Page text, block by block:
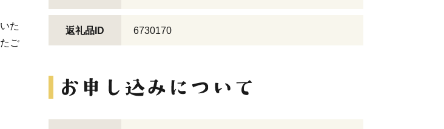
た
ご
返礼品ID 6730170